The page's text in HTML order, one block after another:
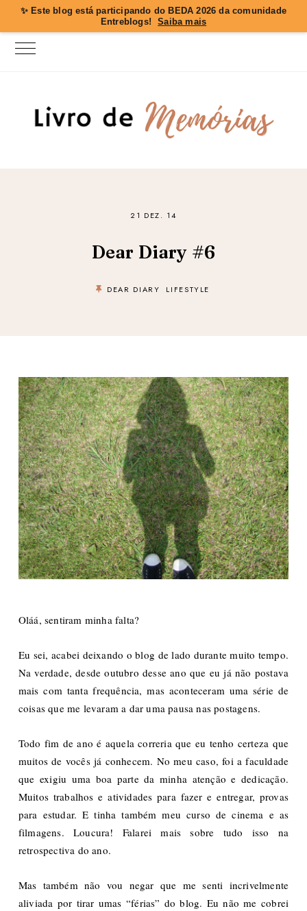
✨ Este blog está participando do BEDA 2026 da comunidade
Entreblogs!
Saiba mais
21 DEZ. 14
Dear Diary #6
DEAR DIARY LIFESTYLE
Oláá, sentiram minha falta?
Eu sei, acabei deixando o blog de lado durante muito tempo.
Na verdade, desde outubro desse ano que eu já não postava
mais com tanta frequência, mas aconteceram uma série de
coisas que me levaram a dar uma pausa nas postagens.
Todo fim de ano é aquela correria que eu tenho certeza que
muitos de vocês já conhecem. No meu caso, foi a faculdade
que exigiu uma boa parte da minha atenção e dedicação.
Muitos trabalhos e atividades para fazer e entregar, provas
para estudar. E tinha também meu curso de cinema e as
filmagens. Loucura! Falarei mais sobre tudo isso na
retrospectiva do ano.
Mas também não vou negar que me senti incrivelmente
aliviada por tirar umas “férias” do blog. Eu não me cobrei